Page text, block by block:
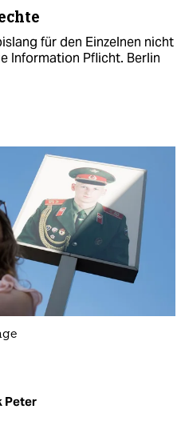
für den Einzelnen nicht
Information Pflicht. Berlin
Peter